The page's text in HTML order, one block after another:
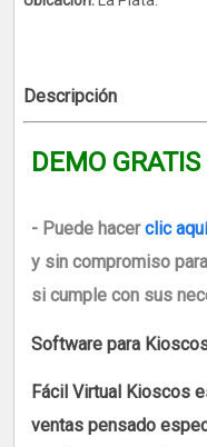
Descripción
DEMO GRATIS
- Puede hacerclic aquí
y sin compromiso
si cumple con sus
Software para
Fácil Virtual Kioscos
ventas pensado